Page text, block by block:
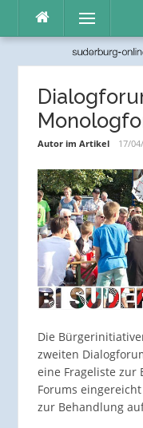
Inhalt
Menü
Autor im Artikel 17/
Die
zweiten
eine Frageliste zur
Forums
zur Behandlung